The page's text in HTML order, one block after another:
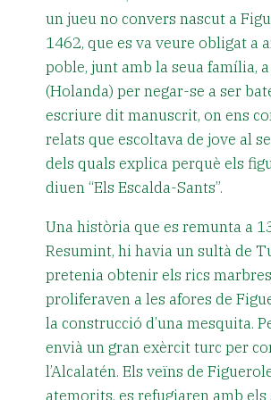
un jueu no convers nascut a
1462, que es va veure obligat a
poble, junt amb la seua família,
(Holanda) per negar-se a ser
escriure dit manuscrit, on ens
relats que escoltava de jove al
dels quals explica perquè els
diuen “Els Escalda-Sants”.
Una història que es remunta a
Resumint, hi havia un sultà de
pretenia obtenir els rics
proliferaven a les afores de
la construcció d’una mesquita.
envià un gran exèrcit turc per
l’Alcalatén. Els veïns de
atemorits, es refugiaren amb els